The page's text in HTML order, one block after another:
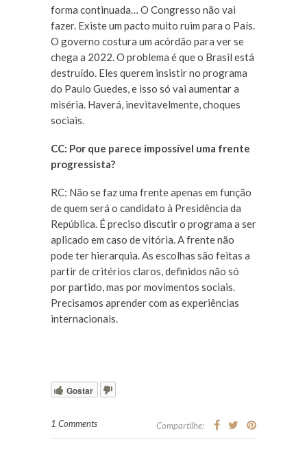
forma continuada… O Congresso não vai
fazer. Existe um pacto muito ruim para o País.
O governo costura um acórdão para ver se
chega a 2022. O problema é que o Brasil está
destruído. Eles querem insistir no programa
do Paulo Guedes, e isso só vai aumentar a
miséria. Haverá, inevitavelmente, choques
sociais.
CC: Por que parece impossível uma frente
progressista?
RC: Não se faz uma frente apenas em função
de quem será o candidato à Presidência da
República. É preciso discutir o programa a ser
aplicado em caso de vitória. A frente não
pode ter hierarquia. As escolhas são feitas a
partir de critérios claros, definidos não só
por partido, mas por movimentos sociais.
Precisamos aprender com as experiências
internacionais.
Gostar
1 Comments Compartilhe: